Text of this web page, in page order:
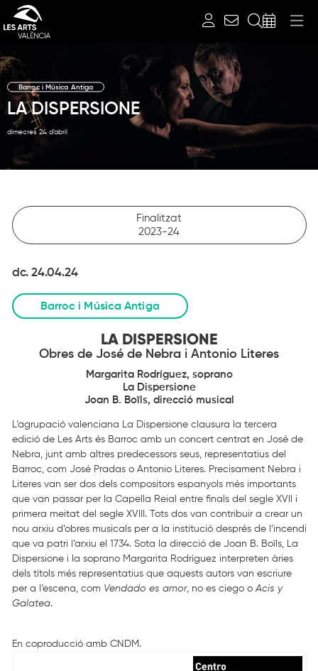
Barroc i Música Antiga
LA DISPERSIONE
dimecres 24 d’abril
Finalitzat
2023-24
dc. 24.04.24
Barroc i Música Antiga
LA DISPERSIONE
Obres de José de Nebra i Antonio Literes
Margarita Rodríguez, soprano
La Dispersione
Joan B. Boïls, direcció musical
L’agrupació valenciana La Dispersione clausura la tercera
edició de Les Arts és Barroc amb un concert centrat en José de
Nebra, junt amb altres predecessors seus, representatius del
Barroc, com José Pradas o Antonio Literes. Precisament Nebra i
Literes van ser dos dels compositors espanyols més importants
que van passar per la Capella Reial entre finals del segle XVII i
primera meitat del segle XVIII. Tots dos van contribuir a crear un
nou arxiu d’obres musicals per a la institució després de l’incendi
que va patri l’arxiu el 1734. Sota la direcció de Joan B. Boïls, La
Dispersione i la soprano Margarita Rodríguez interpreten àries
dels títols més representatius que aquests autors van escriure
per a l’escena, com Vendado es amor, no es ciego oAcis y
Galatea.
En coproducció amb CNDM.